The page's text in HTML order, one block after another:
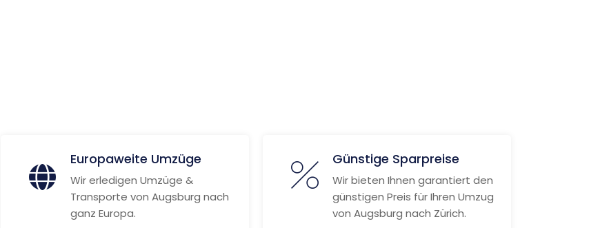
Europaweite Umzüge
Wir erledigen Umzüge &
Transporte von Augsburg nach
ganz Europa.
Günstige Sparpreise
Wir bieten Ihnen garantiert den
günstigen Preis für Ihren Umzug
von Augsburg nach Zürich.